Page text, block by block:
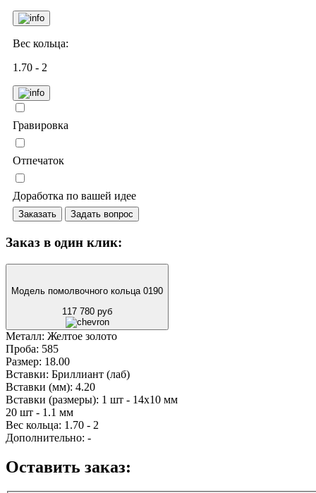
Вес кольца:
1.70 - 2
Гравировка
Отпечаток
Доработка по вашей идее
Заказать Задать вопрос
Заказ в один клик:
Модель помолвочного кольца 0190
117 780 руб
Металл: Желтое золото
Проба: 585
Размер: 18.00
Вставки: Бриллиант (лаб)
Вставки (мм): 4.20
Вставки (размеры): 1 шт - 14х10 мм
20 шт - 1.1 мм
Вес кольца: 1.70 - 2
Дополнительно: -
Оставить заказ: